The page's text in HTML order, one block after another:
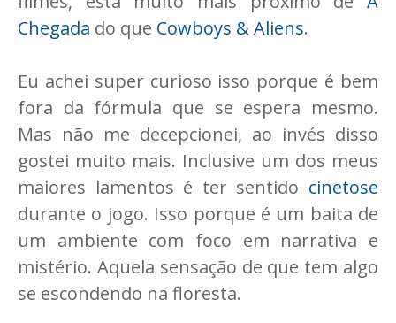
Chegada do que Cowboys & Aliens.
Eu achei super curioso isso porque é bem
fora da fórmula que se espera mesmo.
Mas não me decepcionei, ao invés disso
gostei muito mais. Inclusive um dos meus
maiores lamentos é ter sentido cinetose
durante o jogo. Isso porque é um baita de
um ambiente com foco em narrativa e
mistério. Aquela sensação de que tem algo
se escondendo na floresta.